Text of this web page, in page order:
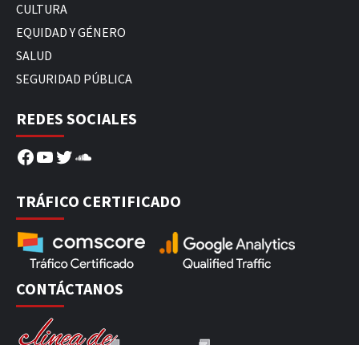
CULTURA
EQUIDAD Y GÉNERO
SALUD
SEGURIDAD PÚBLICA
REDES SOCIALES
Facebook
YouTube
Twitter
SoundCloud
TRÁFICO CERTIFICADO
CONTÁCTANOS